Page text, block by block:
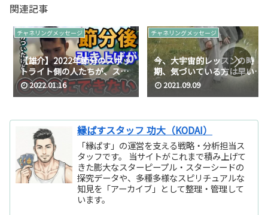
関連記事
チャネリングメッセージ
【雄介】2022年節分のスポッ
トライト側の人たちが、ステ
ージアップを相手へ○○○に
できない【切り抜き】
2022.01.16
チャネリングメッセージ
今、大宇宙的レッスンの時
期、気づいている方は早い
↑/2021年09月の高次元メッ
セージ
2021.09.09
縁ぱすスタッフ 功大（KODAI）
「縁ぱす」の運営を支える戦略・分析担当ス
タッフです。 当サイトがこれまで積み上げて
きた膨大なスターピープル・スターシードの
探究データや、多種多様なスピリチュアルな
知見を「アーカイブ」として整理・管理して
います。